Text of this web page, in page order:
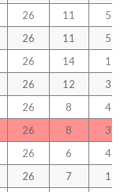
26 11
5
26 11
5
26 14
1
26 12
3
26 8
4
26 8
3
26 6
4
26 7
1